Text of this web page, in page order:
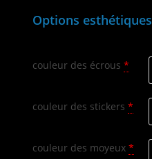
Options esthétiques
couleur des écrous *
couleur des stickers *
couleur des moyeux *